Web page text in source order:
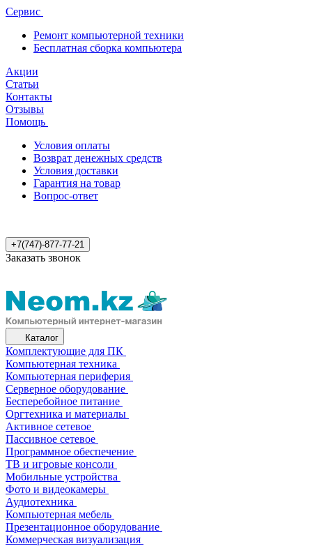
Сервис
Ремонт компьютерной техники
Бесплатная сборка компьютера
Акции
Статьи
Контакты
Отзывы
Помощь
Условия оплаты
Возврат денежных средств
Условия доставки
Гарантия на товар
Вопрос-ответ
+7(747)-877-77-21
Заказать звонок
Каталог
Комплектующие для ПК
Компьютерная техника
Компьютерная периферия
Серверное оборудование
Бесперебойное питание
Оргтехника и материалы
Активное сетевое
Пассивное сетевое
Программное обеспечение
ТВ и игровые консоли
Мобильные устройства
Фото и видеокамеры
Аудиотехника
Компьютерная мебель
Презентационное оборудование
Коммерческая визуализация